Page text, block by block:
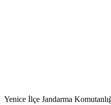
Yenice İlçe Jandarma